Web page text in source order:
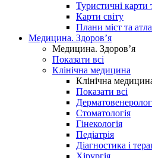
Туристичні карти
Карти світу
Плани міст та
Медицина. Здоров’я
Медицина. Здоров’я
Показати всі
Клінічна медицина
Клінічна
Показати всі
Стоматологія
Гінекологія
Педіатрія
Діагностика і
Хірургія